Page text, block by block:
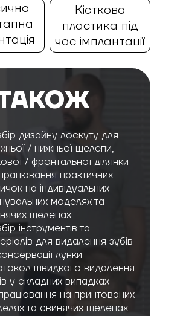
Кісткова
пластика під
час імплантації
дизайну лоскуту для
/ нижньої щелепи,
/ фронтальної ділянки
практичних
на індивідуальних
моделях та
щелепах
інструментів та
для видалення зубів
лунки
швидкого видалення
у складних випадках
на принтованих
та свинячих щелепах